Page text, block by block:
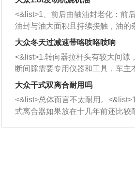
西取出来。但如果是因为积碳过多
的堵塞，就需要将三元催化器泡在
洗剂对堵塞的情况得到解决，将清
放在燃油箱中，与燃油混合后，车
动时，就可以和汽油一起进入到燃
室，最后形成废气排出，就可以让
催化器得到清洗，排气管堵塞的情
能够得到解决。
一圈半的练习，往右同样也要打相
圈数。 <&list>3、最后强调要反复
习，这样就可以形成肌肉记忆，在
驾驶车辆时，不需要记忆也能打好
向。
<&list>1、前后曲轴油封老化：前
油封与油大面积且持续接触，油的
和发动机内持续温度变化使其密封
逐渐减弱，导致渗油或漏油。
活塞间隙过大：积碳会使活塞环与
的间隙扩大，导致机油流入燃烧室
造成烧机油。<&list>3、机油粘度。
机油粘度过小的话，同样会有烧机
象，机油粘度过小具有很好的流动
大众冬天过减速带咯吱咯吱响
<&list>1.转向器拉杆头有较大间隙
断间隙需要专用仪器和工具，车主
无法制作，需要将车辆送到修理厂
店；<&list>2.车辆半轴套管防尘罩破
裂，破裂后会出现漏油现象，使半
损严重，磨损的半轴容易损坏，产
响；<&list>3.稳定器的转向胶套和
大众干式双离合耐用吗
<&list>总体而言不太耐用。
式离合器如果放在十几年前还比较